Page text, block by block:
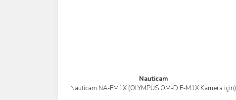
Nauticam
Nauticam NA-EM1X (OLYMPUS OM-D E-M1X Kamera için)
İncele